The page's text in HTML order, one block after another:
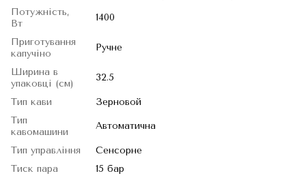
Потужність,
Вт
1400
Приготування
капучіно
Ручне
Ширина в
упаковці (см)
32.5
Тип кави
Зерновой
Тип
кавомашини
Автоматична
Тип управління
Сенсорне
Тиск пара
15 бар